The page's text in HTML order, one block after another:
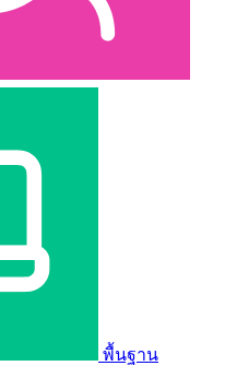
พื้นฐาน